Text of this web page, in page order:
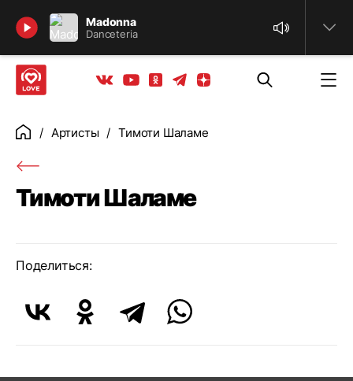
Madonna
Danceteria
Найти
Вконтакте
YoutubeОдноклассники
ТелеграмЯндекс дзен
ГлавнаяАртисты Тимоти Шаламе
Тимоти Шаламе
Поделиться: